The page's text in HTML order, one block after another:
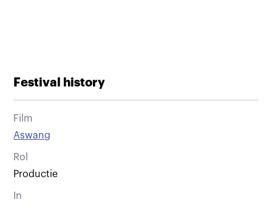
Festival history
Film
Aswang
Rol
Productie
In